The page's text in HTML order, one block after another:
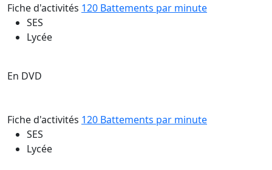
Fiche d'activités 120 Battements par minute
SES
Lycée
En DVD
Fiche d'activités 120 Battements par minute
SES
Lycée